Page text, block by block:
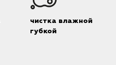
чистка влажной
губкой